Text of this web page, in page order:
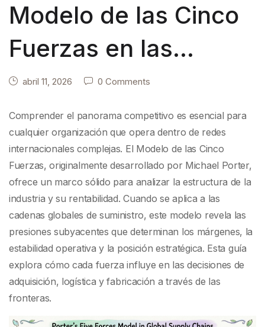
Modelo de las Cinco
Fuerzas en las
Cadenas Globales de
Suministro
abril 11, 2026 0 Comments
Comprender el panorama competitivo es esencial para
cualquier organización que opera dentro de redes
internacionales complejas. El Modelo de las Cinco
Fuerzas, originalmente desarrollado por Michael Porter,
ofrece un marco sólido para analizar la estructura de la
industria y su rentabilidad. Cuando se aplica a las
cadenas globales de suministro, este modelo revela las
presiones subyacentes que determinan los márgenes, la
estabilidad operativa y la posición estratégica. Esta guía
explora cómo cada fuerza influye en las decisiones de
adquisición, logística y fabricación a través de las
fronteras.